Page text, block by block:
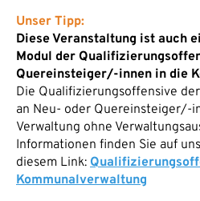
Unser Tipp:
Diese Veranstaltung ist auch
Modul der
Quereinsteiger/-innen in die
Die Qualifizierungsoffensive
an Neu- oder Quereinsteiger/-
Verwaltung ohne
Informationen finden Sie auf
diesem Link:
Kommunalverwaltung